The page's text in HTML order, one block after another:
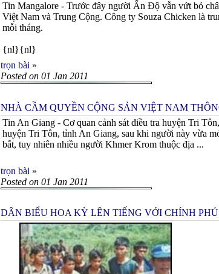
Tin Mangalore - Trước đây người Ấn Độ vẫn vứt bỏ
Việt Nam và Trung Cộng. Công ty Souza Chicken là
mỗi tháng.
{nl}{nl}
trọn bài »
Posted on 01 Jan 2011
NHÀ CẦM QUYỀN CỘNG SẢN VIỆT NAM
Tin An Giang - Cơ quan cảnh sát điều tra huyện Tri
huyện Tri Tôn, tỉnh An Giang, sau khi người này vừa
bắt, tuy nhiên nhiều người Khmer Krom thuộc địa ...
trọn bài »
Posted on 01 Jan 2011
DÂN BIỂU HOA KỲ LÊN TIẾNG VỚI CHÍNH